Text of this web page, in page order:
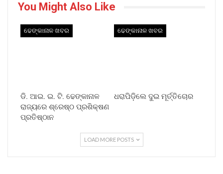
You Might Also Like
ଢେଙ୍କାନାଳ ଖବର
ଡି. ଆଇ. ଇ. ଟି. ଢେଙ୍କାନାଳ
ରାଜ୍ୟରେ ଶ୍ରେଷ୍ଠ ପ୍ରଶିକ୍ଷଣ
ପ୍ରତିଷ୍ଠାନ
ଢେଙ୍କାନାଳ ଖବର
ଧରାପିଡ଼ିଲେ ଦୁଇ ମୂର୍ତ୍ତିଚୋର
LOAD MORE POSTS